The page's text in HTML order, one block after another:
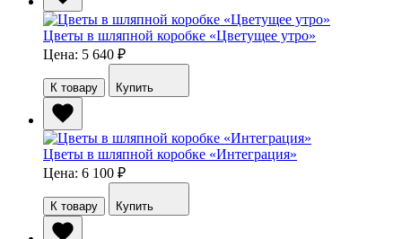
Цветы в шляпной коробке «Цветущее утро»
Цена: 5 640 ₽
К товару Купить
Цветы в шляпной коробке «Интеграция»
Цена: 6 100 ₽
К товару Купить